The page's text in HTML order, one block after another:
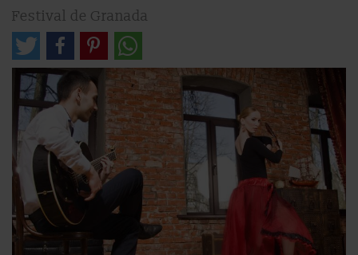
Festival de Granada